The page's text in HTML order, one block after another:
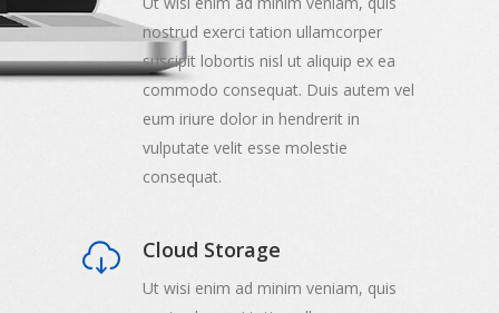
nostrud exerci tation ullamcorper
suscipit lobortis nisl ut aliquip ex ea
commodo consequat. Duis autem vel
eum iriure dolor in hendrerit in
vulputate velit esse molestie
consequat.
Cloud Storage
Ut wisi enim ad minim veniam, quis